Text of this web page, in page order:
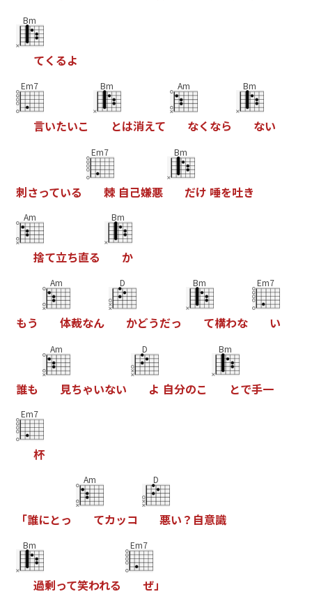
Bm
てく るよ
Em7
言いたいこ
Bm
とは消えて
Am
なく なら
Bm
ない
刺さっている
Em7
棘 自己嫌悪
Bm
だけ 唾を吐き
Am
捨て立ち直る
Bm
か
もう
Am
体裁なん
D
かどうだっ
Bm
て構わな
Em7
い
誰も
Am
見ちゃいない
D
よ 自分のこ
Bm
とで手一
Em7
杯
「誰にとっ
Am
てカッコ
D
悪い ？ 自意識
Bm
過剰って笑われる
Em7
ぜ」